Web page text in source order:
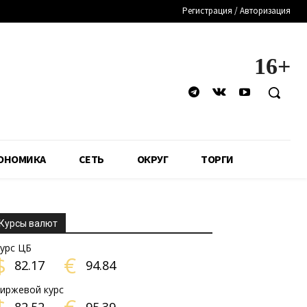
Регистрация / Авторизация
16+
СЕТЬ ОКРУГ ТОРГИ
Курсы валют
ЦБ
82.17 € 94.84
курс